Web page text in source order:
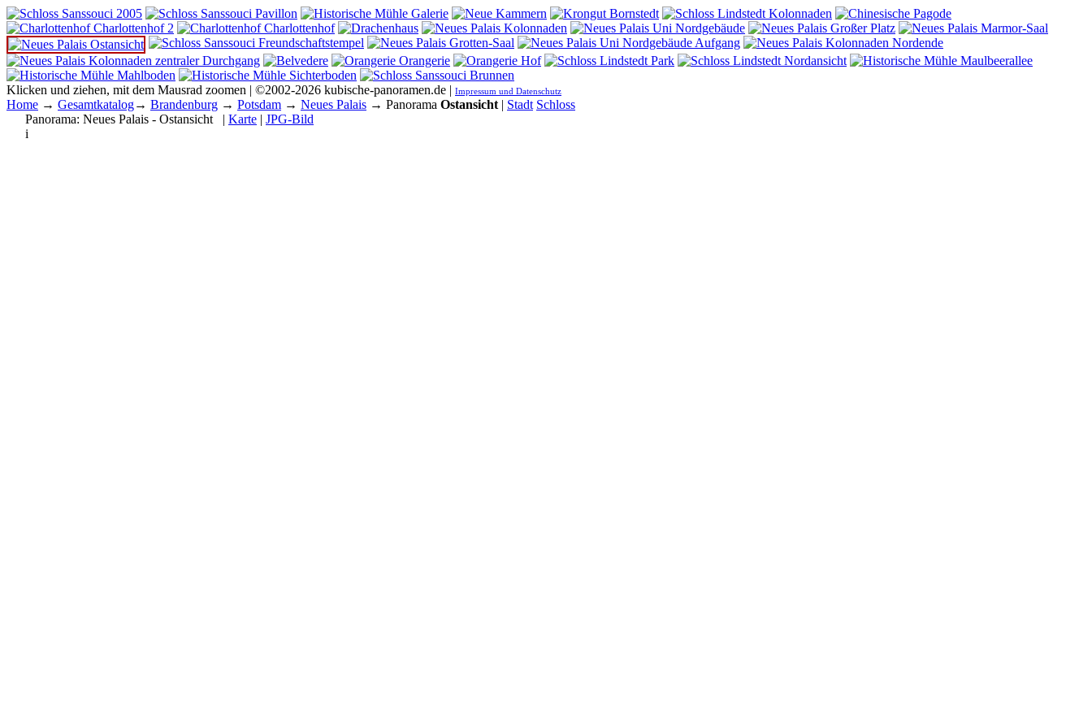
Klicken und ziehen, mit dem Mausrad zoomen | ©2002-2026 kubische-panoramen.de | Impressum und Datenschutz
Home → Gesamtkatalog→ Brandenburg → Potsdam → Neues Palais → Panorama Ostansicht | Stadt Schloss
Panorama: Neues Palais - Ostansicht | Karte | JPG-Bild
i